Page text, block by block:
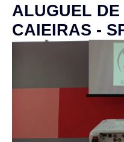
ALUGUEL DE
CAIEIRAS -